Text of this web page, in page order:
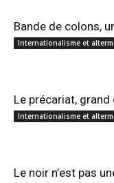
Bande de colons,
Internationalisme et
Le précariat,
Internationalisme et
Le noir n’est pas